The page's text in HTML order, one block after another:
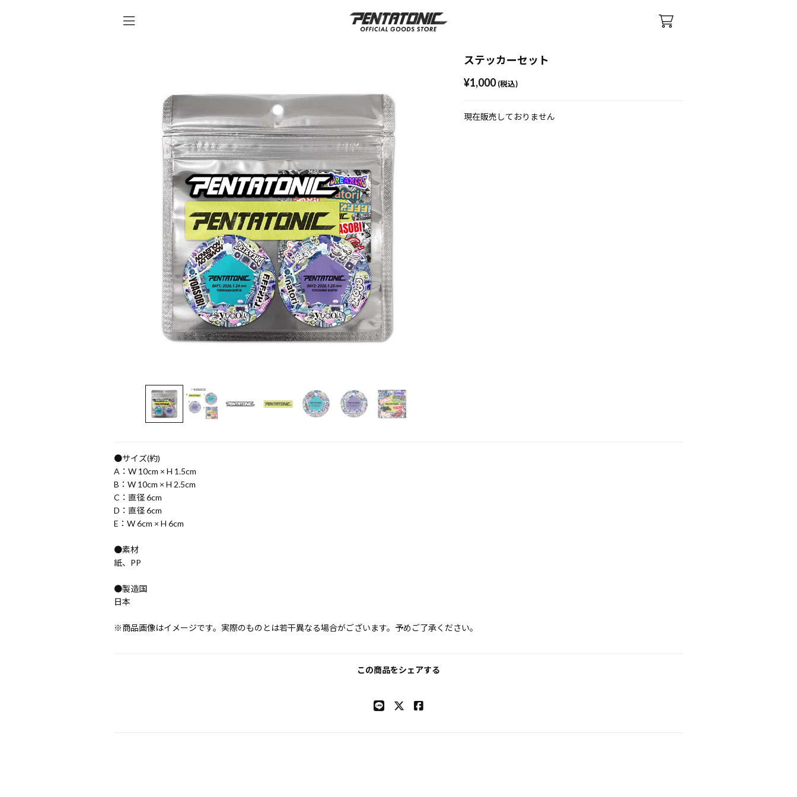
ステッカーセット
¥1,000 (税込)
現在販売しておりません
●サイズ(約)
A：W 10cm × H 1.5cm
B：W 10cm × H 2.5cm
C：直径 6cm
D：直径 6cm
E：W 6cm × H 6cm
●素材
紙、PP
●製造国
日本
※商品画像はイメージです。実際のものとは若干異なる場合がございます。予めご了承ください。
この商品をシェアする